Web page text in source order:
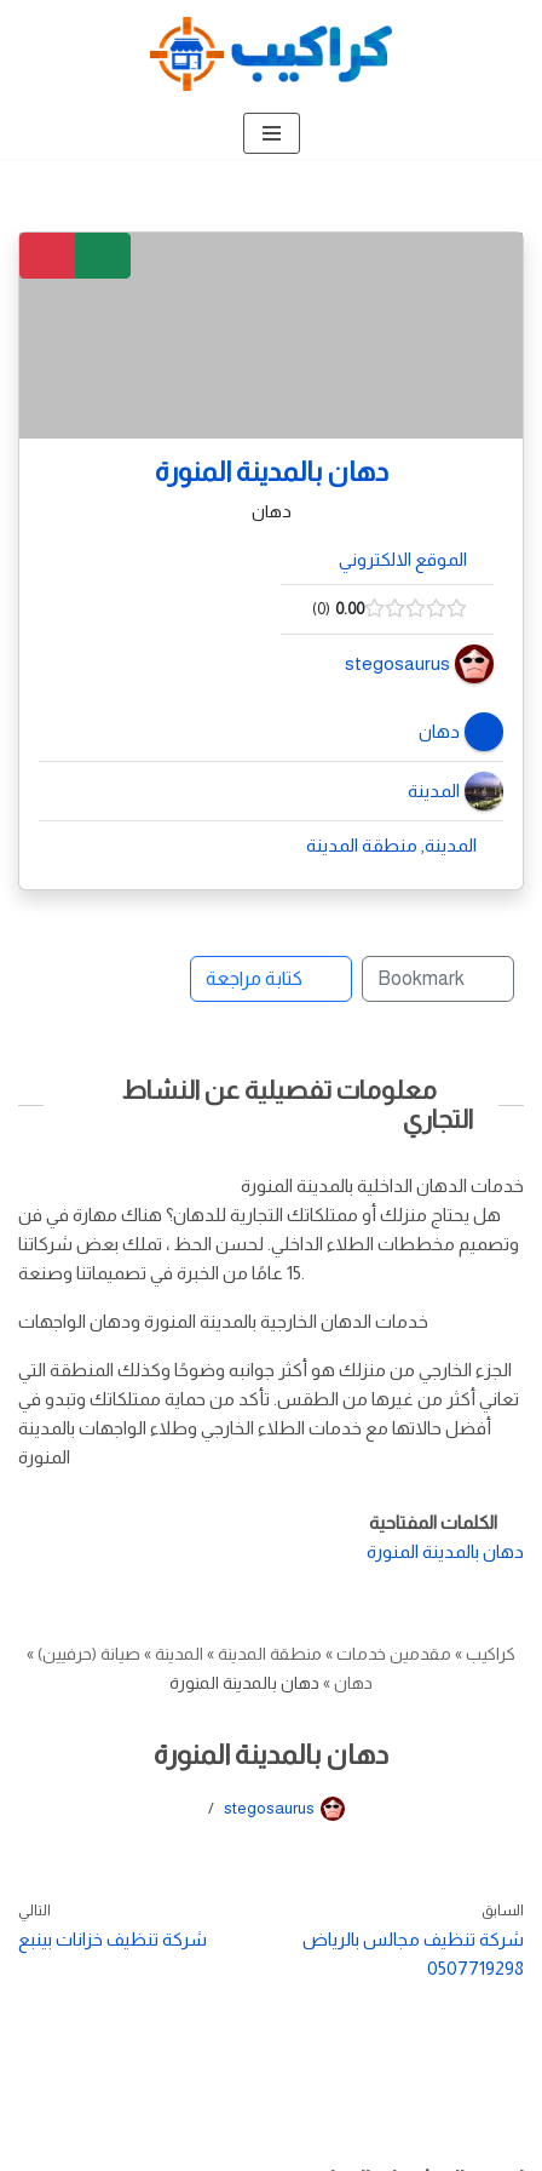
دهان بالمدينة المنورة
دهان
الموقع الالكتروني
0.00
0
stegosaurus
دهان
المدينة
المدينة, منطقة المدينة
Bookmark كتابة مراجعة
معلومات تفصيلية عن النشاط
التجاري
خدمات الدهان الداخلية بالمدينة المنورة
هل يحتاج منزلك أو ممتلكاتك التجارية للدهان؟ هناك مهارة في فن
وتصميم مخططات الطلاء الداخلي. لحسن الحظ ، تملك بعض شركاتنا
خدمات الدهان الخارجية بالمدينة المنورة ودهان الواجهات
الجزء الخارجي من منزلك هو أكثر جوانبه وضوحًا وكذلك المنطقة التي
تعاني أكثر من غيرها من الطقس. تأكد من حماية ممتلكاتك وتبدو في
أفضل حالاتها مع خدمات الطلاء الخارجي وطلاء الواجهات بالمدينة
المنورة
الكلمات المفتاحية
دهان بالمدينة المنورة
كراكيب» مقدمين خدمات» منطقة المدينة» المدينة» صيانة (حرفيين)»
دهان» دهان بالمدينة المنورة
دهان بالمدينة المنورة
stegosaurus
السابق
شركة تنظيف مجالس بالرياض
0507719298
التالي
شركة تنظيف خزانات بينبع